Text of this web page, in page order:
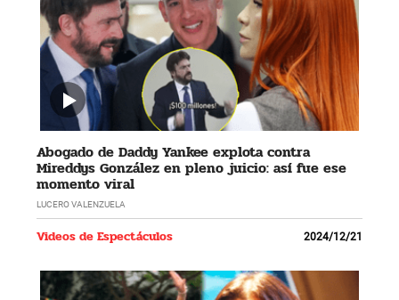
Abogado de Daddy Yankee explota contra
Mireddys González en pleno juicio: así fue ese
momento viral
LUCERO VALENZUELA
Videos de Espectáculos 2024/12/21